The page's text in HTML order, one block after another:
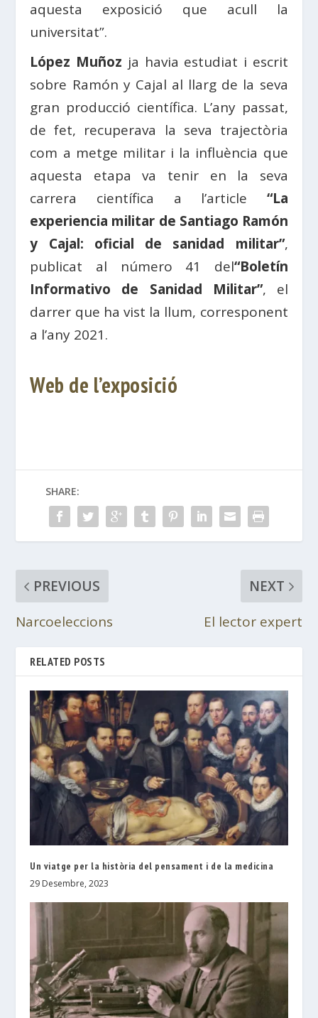
aquesta exposició que acull la
universitat”.
López Muñoz ja havia estudiat i escrit
sobre Ramón y Cajal al llarg de la seva
gran producció científica. L’any passat,
de fet, recuperava la seva trajectòria
com a metge militar i la influència que
aquesta etapa va tenir en la seva
carrera científica a l’article “La
experiencia militar de Santiago Ramón
y Cajal: oficial de sanidad militar”,
publicat al número 41 del“Boletín
Informativo de Sanidad Militar”, el
darrer que ha vist la llum, corresponent
a l’any 2021.
Web de l’exposició
SHARE:
PREVIOUS
Narcoeleccions
NEXT
El lector expert
RELATED POSTS
Un viatge per la història del pensament i de la medicina
29 Desembre, 2023